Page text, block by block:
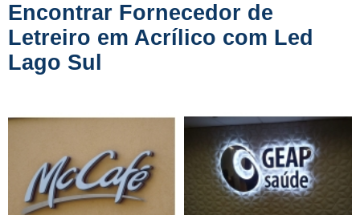
Encontrar Fornecedor de
Letreiro em Acrílico com Led
Lago Sul